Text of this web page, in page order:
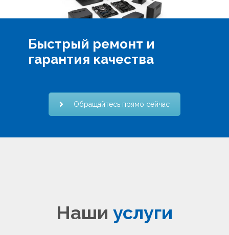
Быстрый ремонт и
гарантия качества
Обращайтесь прямо сейчас
Наши услуги